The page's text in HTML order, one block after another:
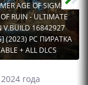
AGE OF SIGMAR:
RUIN - ULTIMATE
V.BUILD 16842927
(2023) PC ПИРАТКА
+ ALL DLCS
года